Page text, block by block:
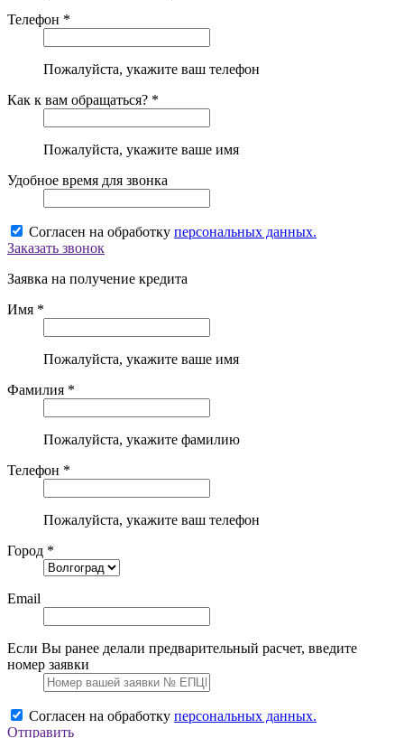
Телефон *
Пожалуйста, укажите ваш телефон
Как к вам обращаться? *
Пожалуйста, укажите ваше имя
Удобное время для звонка
Согласен на обработку персональных данных.
Заказать звонок
Заявка на получение кредита
Имя *
Пожалуйста, укажите ваше имя
Фамилия *
Пожалуйста, укажите фамилию
Телефон *
Пожалуйста, укажите ваш телефон
Город *
Email
Если Вы ранее делали предварительный расчет, введите
номер заявки
Согласен на обработку персональных данных.
Отправить